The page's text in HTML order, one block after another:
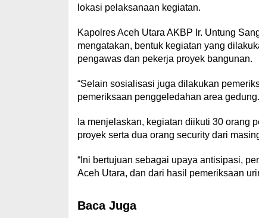
lokasi pelaksanaan kegiatan.
Kapolres Aceh Utara AKBP Ir. Untung
mengatakan, bentuk kegiatan yang
pengawas dan pekerja proyek bangunan.
“Selain sosialisasi juga dilakukan
pemeriksaan penggeledahan area
Ia menjelaskan, kegiatan diikuti 30 orang
proyek serta dua orang security dari
“Ini bertujuan sebagai upaya antisipasi,
Aceh Utara, dan dari hasil pemeriksaan
Baca Juga